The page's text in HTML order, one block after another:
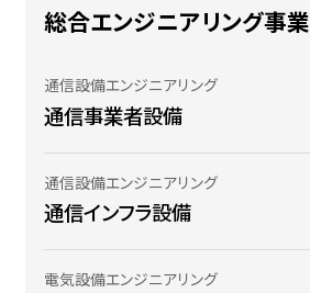
総合エンジニアリング事業
通信設備エンジニアリング
通信事業者​設備
通信設備エンジニアリング
通信インフラ設備
電気設備エンジニアリング